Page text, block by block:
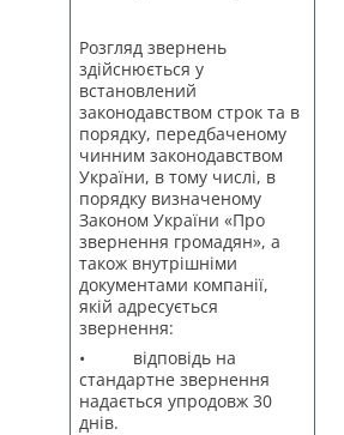
Розгляд звернень
здійснюється у
встановлений
законодавством строк та в
порядку, передбаченому
чинним законодавством
України, в тому числі, в
порядку визначеному
Законом України «Про
звернення громадян», а
також внутрішніми
документами компанії,
якій адресується
звернення:
• відповідь на
стандартне звернення
надається упродовж 30
днів.